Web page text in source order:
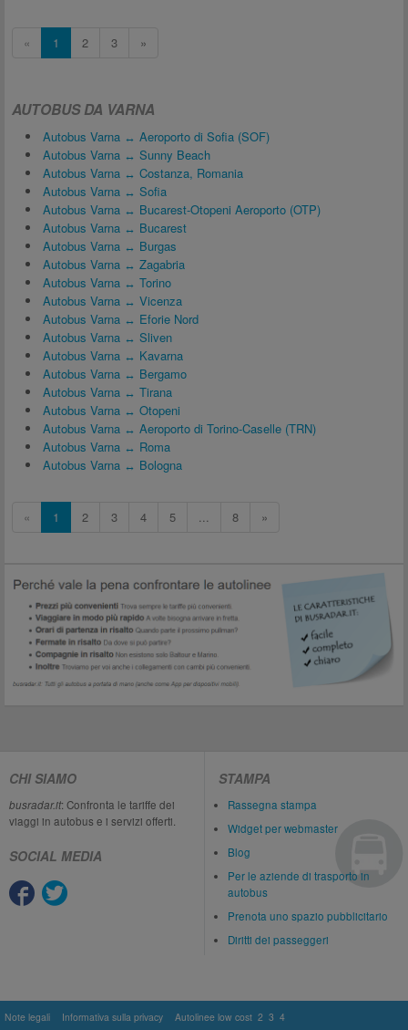
« 1 2 3 »
AUTOBUS DA VARNA
Autobus Varna ↔ Aeroporto di Sofia (SOF)
Autobus Varna ↔ Sunny Beach
Autobus Varna ↔ Costanza, Romania
Autobus Varna ↔ Sofia
Autobus Varna ↔ Bucarest-Otopeni Aeroporto (OTP)
Autobus Varna ↔ Bucarest
Autobus Varna ↔ Burgas
Autobus Varna ↔ Zagabria
Autobus Varna ↔ Torino
Autobus Varna ↔ Vicenza
Autobus Varna ↔ Eforie Nord
Autobus Varna ↔ Sliven
Autobus Varna ↔ Kavarna
Autobus Varna ↔ Bergamo
Autobus Varna ↔ Tirana
Autobus Varna ↔ Otopeni
Autobus Varna ↔ Aeroporto di Torino-Caselle (TRN)
Autobus Varna ↔ Roma
Autobus Varna ↔ Bologna
« 1 2 3 4 5 ... 8 »
CHI SIAMO
busradar.it: Confronta le tariffe dei
viaggi in autobus e i servizi offerti.
SOCIAL MEDIA
STAMPA
Rassegna stampa
Widget per webmaster
Blog
Per le aziende di trasporto in
autobus
Prenota uno spazio pubblicitario
Diritti dei passeggeri
Note legali Informativa sulla privacy Autolinee low cost 2 3 4